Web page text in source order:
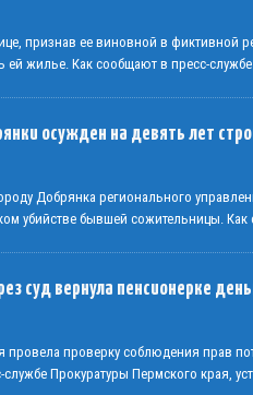
признав ее виновной в фиктивной
ей жилье. Как сообщают в пресс-
осужден на девять лет
Добрянка регионального
убийстве бывшей сожительницы.
суд вернула пенсионерке
провела проверку соблюдения
Прокуратуры Пермского края,